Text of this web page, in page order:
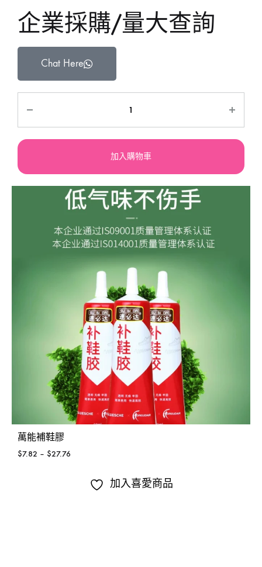
企業採購/量大查詢
Chat Here
加入購物車
萬能補鞋膠
$7.82 – $27.76
加入喜愛商品